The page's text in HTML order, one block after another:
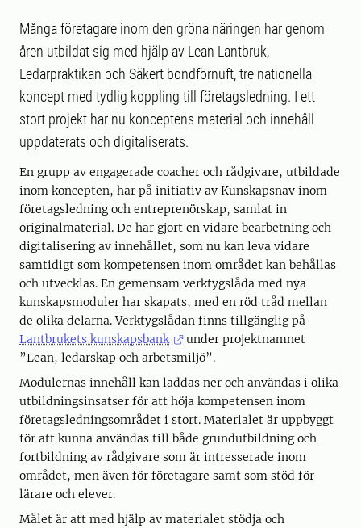
Många företagare inom den gröna näringen har genom
åren utbildat sig med hjälp av Lean Lantbruk,
Ledarpraktikan och Säkert bondförnuft, tre nationella
koncept med tydlig koppling till företagsledning. I ett
stort projekt har nu konceptens material och innehåll
uppdaterats och digitaliserats.
En grupp av engagerade coacher och rådgivare, utbildade
inom koncepten, har på initiativ av Kunskapsnav inom
företagsledning och entreprenörskap, samlat in
originalmaterial. De har gjort en vidare bearbetning och
digitalisering av innehållet, som nu kan leva vidare
samtidigt som kompetensen inom området kan behållas
och utvecklas. En gemensam verktygslåda med nya
kunskapsmoduler har skapats, med en röd tråd mellan
de olika delarna. Verktygslådan finns tillgänglig på
Lantbrukets kunskapsbank
under projektnamnet
”Lean, ledarskap och arbetsmiljö”.
Modulernas innehåll kan laddas ner och användas i olika
utbildningsinsatser för att höja kompetensen inom
företagsledningsområdet i stort. Materialet är uppbyggt
för att kunna användas till både grundutbildning och
fortbildning av rådgivare som är intresserade inom
området, men även för företagare samt som stöd för
lärare och elever.
Målet är att med hjälp av materialet stödja och